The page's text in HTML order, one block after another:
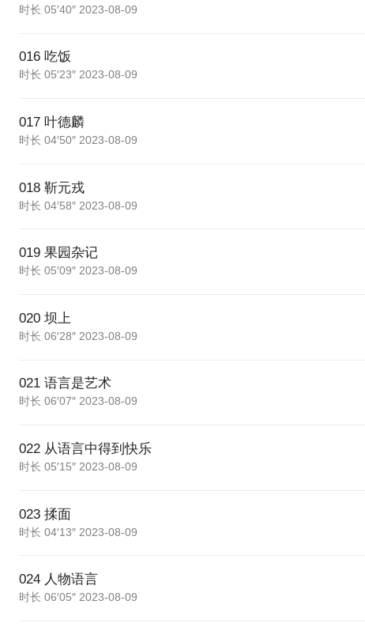
时长 05′40″ 2023-08-09
016 吃饭
时长 05′23″ 2023-08-09
017 叶德麟
时长 04′50″ 2023-08-09
018 靳元戎
时长 04′58″ 2023-08-09
019 果园杂记
时长 05′09″ 2023-08-09
020 坝上
时长 06′28″ 2023-08-09
021 语言是艺术
时长 06′07″ 2023-08-09
022 从语言中得到快乐
时长 05′15″ 2023-08-09
023 揉面
时长 04′13″ 2023-08-09
024 人物语言
时长 06′05″ 2023-08-09